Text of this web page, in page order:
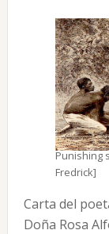
Punishing
Fredrick]
Carta del
Doña Rosa